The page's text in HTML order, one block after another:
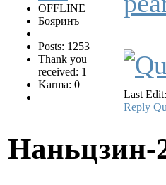
OFFLINE
Бояринъ
Posts: 1253
Thank you
received: 1
Karma: 0
Last
Reply
Наньцзин-